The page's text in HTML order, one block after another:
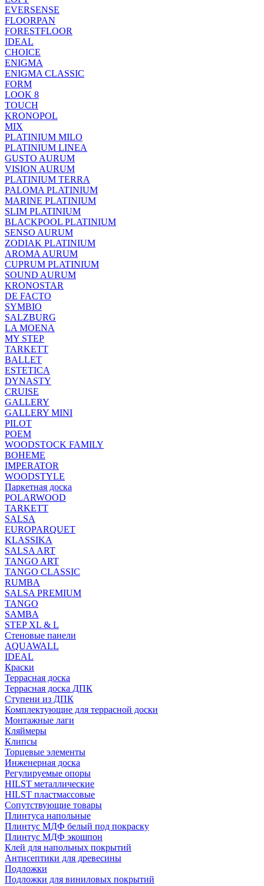
EVERSENSE
FLOORPAN
FORESTFLOOR
IDEAL
CHOICE
ENIGMA
ENIGMA CLASSIC
FORM
LOOK 8
TOUCH
KRONOPOL
MIX
PLATINIUM MILO
PLATINIUM LINEA
GUSTO AURUM
VISION AURUM
PLATINIUM TERRA
PALOMA PLATINIUM
MARINE PLATINIUM
SLIM PLATINIUM
BLACKPOOL PLATINIUM
SENSO AURUM
ZODIAK PLATINIUM
AROMA AURUM
CUPRUM PLATINIUM
SOUND AURUM
KRONOSTAR
DE FACTO
SYMBIO
SALZBURG
LA MOENA
MY STEP
TARKETT
BALLET
ESTETICA
DYNASTY
CRUISE
GALLERY
GALLERY MINI
PILOT
POEM
WOODSTOCK FAMILY
BOHEME
IMPERATOR
WOODSTYLE
Паркетная доска
POLARWOOD
TARKETT
SALSA
EUROPARQUET
KLASSIKA
SALSA ART
TANGO ART
TANGO CLASSIC
RUMBA
SALSA PREMIUM
TANGO
SAMBA
STEP XL & L
Стеновые панели
AQUAWALL
IDEAL
Краски
Террасная доска
Террасная доска ДПК
Ступени из ДПК
Комплектующие для террасной доски
Монтажные лаги
Кляймеры
Клипсы
Торцевые элементы
Инженерная доска
Регулируемые опоры
HILST металлические
HILST пластмассовые
Сопутствующие товары
Плинтуса напольные
Плинтус МДФ белый под покраску
Плинтус МДФ экошпон
Клей для напольных покрытий
Антисептики для древесины
Подложки
Подложки для виниловых покрытий